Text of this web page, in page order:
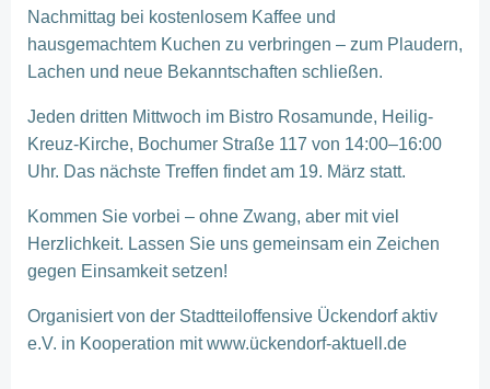
Nachmittag bei kostenlosem Kaffee und
hausgemachtem Kuchen zu verbringen – zum Plaudern,
Lachen und neue Bekanntschaften schließen.
Jeden dritten Mittwoch im Bistro Rosamunde, Heilig-
Kreuz-Kirche, Bochumer Straße 117 von 14:00–16:00
Uhr. Das nächste Treffen findet am 19. März statt.
Kommen Sie vorbei – ohne Zwang, aber mit viel
Herzlichkeit. Lassen Sie uns gemeinsam ein Zeichen
gegen Einsamkeit setzen!
Organisiert von der Stadtteiloffensive Ückendorf aktiv
e.V. in Kooperation mit www.ückendorf-aktuell.de